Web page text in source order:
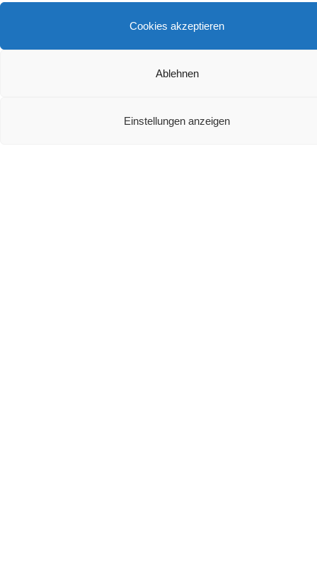
Cookies akzeptieren
Ablehnen
Einstellungen anzeigen